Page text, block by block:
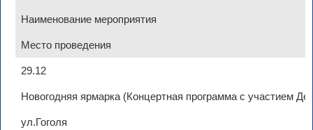
Наименование мероприятия
Место проведения
29.12
Новогодняя ярмарка (Концертная программа с участием
ул.Гоголя